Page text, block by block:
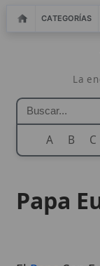
CATEGORÍAS
La
A B C